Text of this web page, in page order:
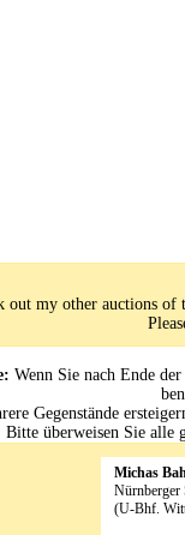
out my other auctions
Wenn Sie nach Ende
Gegenstände
Bitte überweisen Sie alle
Michas
Nürnberger
(U-Bhf.